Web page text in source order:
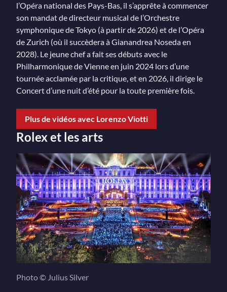
l’Opéra national des Pays-Bas, il s’apprête à commencer
son mandat de directeur musical de l’Orchestre
symphonique de Tokyo (à partir de 2026) et de l’Opéra
de Zurich (où il succèdera à Gianandrea Noseda en
2028). Le jeune chef a fait ses débuts avec le
Philharmonique de Vienne en juin 2024 lors d’une
tournée acclamée par la critique, et en 2026, il dirige le
Concert d’une nuit d’été pour la toute première fois.
Plus de vidéos avec Lorenzo Viotti
Rolex et les arts
Photo © Julius Silver